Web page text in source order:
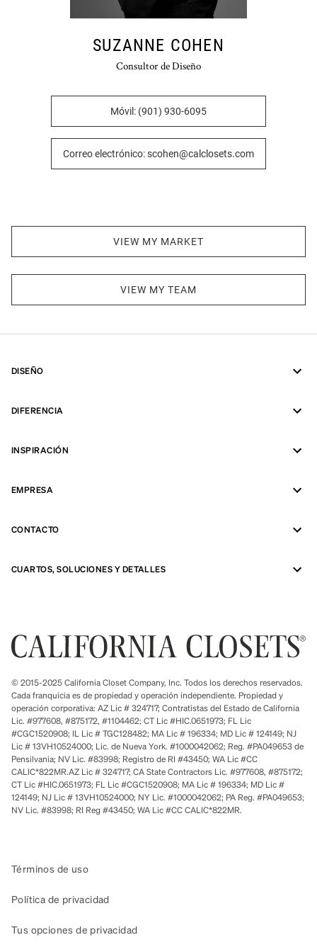
SUZANNE COHEN
Consultor de Diseño
Móvil: (901) 930-6095
Correo electrónico: scohen@calclosets.com
VIEW MY MARKET
VIEW MY TEAM
DISEÑO
DIFERENCIA
INSPIRACIÓN
EMPRESA
CONTACTO
CUARTOS, SOLUCIONES Y DETALLES
© 2015-2025 California Closet Company, Inc. Todos los derechos reservados.
Cada franquicia es de propiedad y operación independiente. Propiedad y
operación corporativa: AZ Lic # 324717; Contratistas del Estado de California
Lic. #977608, #875172, #1104462; CT Lic #HIC.0651973; FL Lic
#CGC1520908; IL Lic # TGC128482; MA Lic # 196334; MD Lic # 124149; NJ
Lic # 13VH10524000; Lic. de Nueva York. #1000042062; Reg. #PA049653 de
Pensilvania; NV Lic. #83998; Registro de RI #43450; WA Lic #CC
CALIC*822MR.AZ Lic # 324717; CA State Contractors Lic. #977608, #875172;
CT Lic #HIC.0651973; FL Lic #CGC1520908; MA Lic # 196334; MD Lic #
124149; NJ Lic # 13VH10524000; NY Lic. #1000042062; PA Reg. #PA049653;
NV Lic. #83998; RI Reg #43450; WA Lic #CC CALIC*822MR.
Términos de uso
Política de privacidad
Tus opciones de privacidad